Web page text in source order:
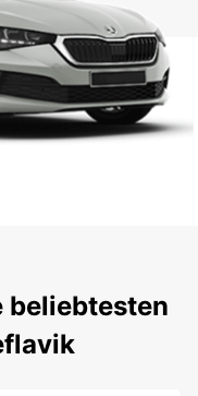
beliebtesten